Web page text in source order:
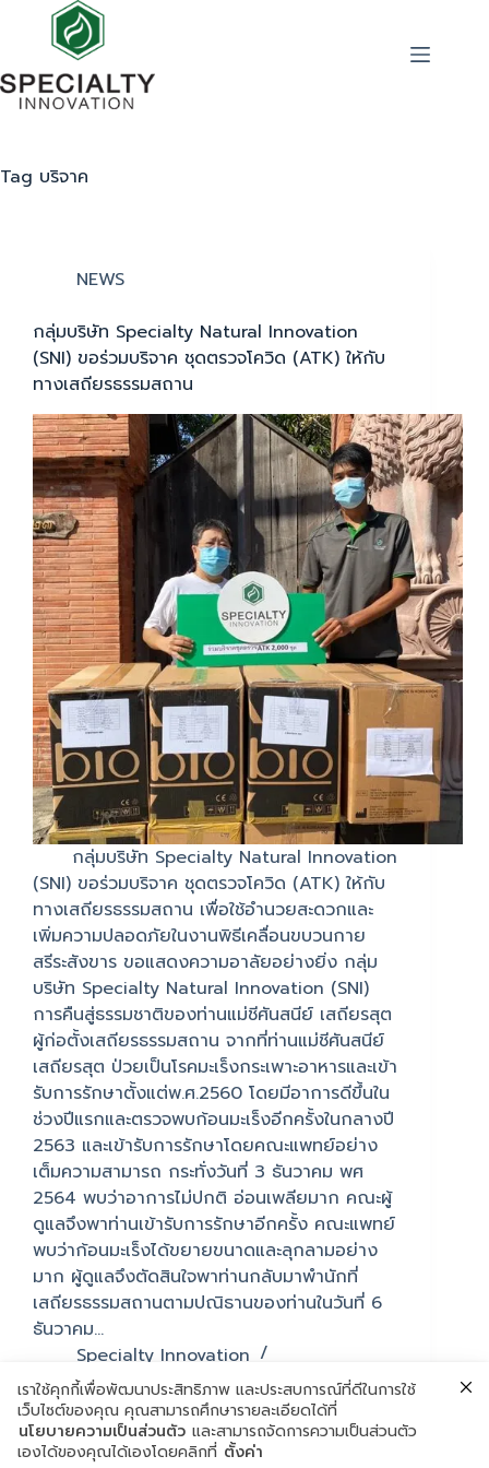
Tag บริจาค
NEWS
กลุ่มบริษัท Specialty Natural Innovation
(SNI) ขอร่วมบริจาค ชุดตรวจโควิด (ATK) ให้กับ
ทางเสถียรธรรมสถาน
กลุ่มบริษัท Specialty Natural Innovation
(SNI) ขอร่วมบริจาค ชุดตรวจโควิด (ATK) ให้กับ
ทางเสถียรธรรมสถาน เพื่อใช้อำนวยสะดวกและ
เพิ่มความปลอดภัยในงานพิธีเคลื่อนขบวนกาย
สรีระสังขาร ขอแสดงความอาลัยอย่างยิ่ง กลุ่ม
บริษัท Specialty Natural Innovation (SNI)
การคืนสู่ธรรมชาติของท่านแม่ชีศันสนีย์ เสถียรสุต
ผู้ก่อตั้งเสถียรธรรมสถาน จากที่ท่านแม่ชีศันสนีย์
เสถียรสุต ป่วยเป็นโรคมะเร็งกระเพาะอาหารและเข้า
รับการรักษาตั้งแต่พ.ศ.2560 โดยมีอาการดีขึ้นใน
ช่วงปีแรกและตรวจพบก้อนมะเร็งอีกครั้งในกลางปี
2563 และเข้ารับการรักษาโดยคณะแพทย์อย่าง
เต็มความสามารถ กระทั่งวันที่ 3 ธันวาคม พศ
2564 พบว่าอาการไม่ปกติ อ่อนเพลียมาก คณะผู้
ดูแลจึงพาท่านเข้ารับการรักษาอีกครั้ง คณะแพทย์
พบว่าก้อนมะเร็งได้ขยายขนาดและลุกลามอย่าง
มาก ผู้ดูแลจึงตัดสินใจพาท่านกลับมาพำนักที่
เสถียรธรรมสถานตามปณิธานของท่านในวันที่ 6
ธันวาคม…
Specialty Innovation
December 23, 2021
เราใช้คุกกี้เพื่อพัฒนาประสิทธิภาพ และประสบการณ์ที่ดีในการใช้
เว็บไซต์ของคุณ คุณสามารถศึกษารายละเอียดได้ที่
นโยบายความเป็นส่วนตัว และสามารถจัดการความเป็นส่วนตัว
เองได้ของคุณได้เองโดยคลิกที่ ตั้งค่า